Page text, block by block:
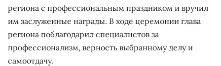
региона с профессиональным праздником и вручил
им заслуженные награды. В ходе церемонии глава
региона поблагодарил специалистов за
профессионализм, верность выбранному делу и
самоотдачу.